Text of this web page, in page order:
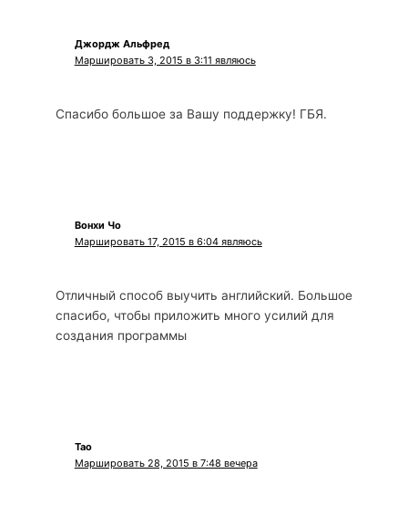
Джордж Альфред
Маршировать 3, 2015 в 3:11 являюсь
Спасибо большое за Вашу поддержку! ГБЯ.
Вонхи Чо
Маршировать 17, 2015 в 6:04 являюсь
Отличный способ выучить английский. Большое
спасибо, чтобы приложить много усилий для
создания программы
Тао
Маршировать 28, 2015 в 7:48 вечера